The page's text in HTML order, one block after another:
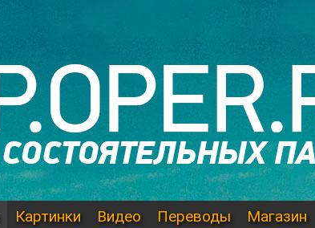
Картинки Видео Переводы Магазин